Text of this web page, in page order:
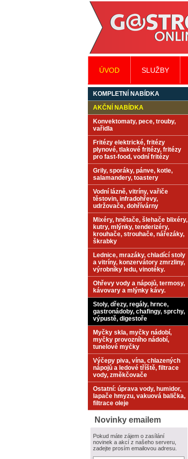
KOMPLETNÍ NABÍDKA
AKČNÍ NABÍDKA
Konvektomaty, pece, trouby,
vařidla
Fritézy elektrické, fritézy
plynové, tlakové fritézy, fritézy
pro fast-food, vodní fritézy
Grily, sporáky, pánve, kotle,
salamandery, toastery
Vodní lázně, vitríny, vařiče
těstovin, infradohřevy,
udržovače, dohřívárny
Mixéry, hnětače, šlehače blixéry,
kutry, mlýnky, tenderizéry,
krouhače, strouhače, nářezáky,
škrabky
Lednice, mrazáky, chladící stoly
a vitríny, konzervátory zmrzliny,
výrobníky ledu, vinotéky.
Ohřevy vody a nápojů, termosy,
kávovary a mlýnky kávy.
Stoly, dřezy, regály, hrnce,
gastronádoby, chafingy, sprchy,
výpustě, digestoře
Myčky skla, myčky nádobí,
myčky provozního nádobí,
tunelové myčky
Výčepy piva, vína, chlazených
nápojů a ledové tříště, filtrace
vody, změkčovače
Ostatní: úprava vody, humidor,
lapače hmyzu, vakuová balička,
filtrace oleje
Novinky emailem
Pokud máte zájem o zasílání
novinek a akcí z našeho serveru,
zadejte prosím emailovou adresu.
ÚVOD SLUŽBY